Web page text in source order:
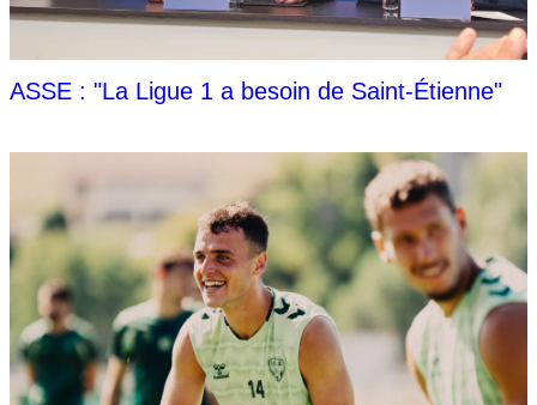
ASSE : "La Ligue 1 a besoin de Saint-Étienne"